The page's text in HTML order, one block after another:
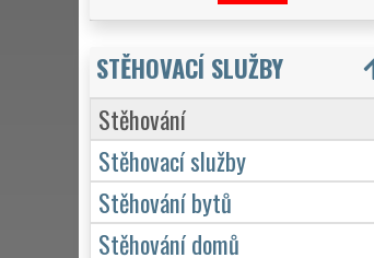
STĚHOVACÍ SLUŽBY
Stěhování
Stěhovací služby
Stěhování bytů
Stěhování domů